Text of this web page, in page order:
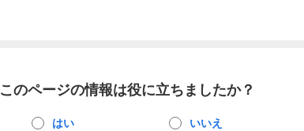
このページの情報は役に立ちましたか？
はい いいえ